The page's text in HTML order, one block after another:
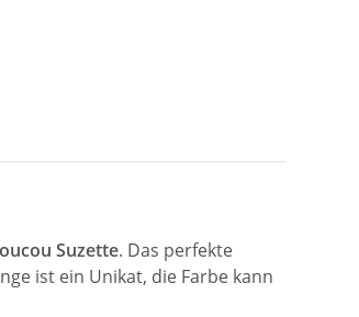
Suzette. Das perfekte
ist ein Unikat, die Farbe kann